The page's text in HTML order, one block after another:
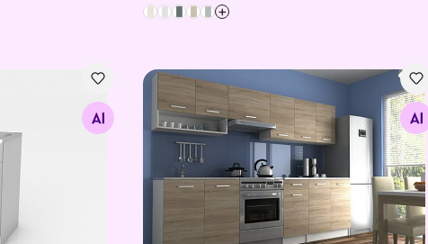
+
Köögimööbel 260 cm
Otsi sarnaseid